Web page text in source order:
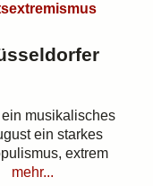
musikalisches
ein starkes
extrem
mehr...